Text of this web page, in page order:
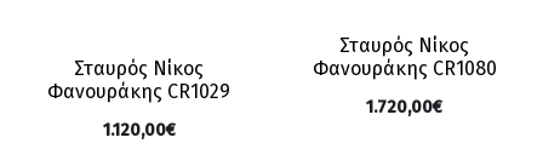
Σταυρός Νίκος
Φανουράκης CR1029
1.120,00€
Σταυρός Νίκος
Φανουράκης CR1080
1.720,00€